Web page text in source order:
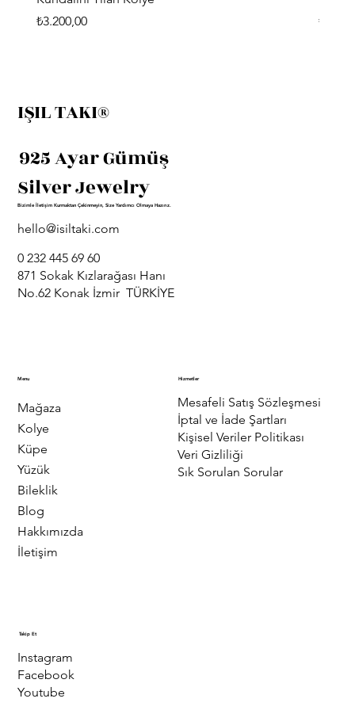
Fiyat
₺3.200,00
Fiyat
IŞIL TAKI®
925 Ayar Gümüş
Silver Jewelry
Bizimle İletişim Kurmaktan Çekinmeyin, Size Yardımcı Olmaya Hazırız.
hello@isiltaki.com
0 232 445 69 60
871 Sokak Kızlarağası Hanı
No.62 Konak İzmir TÜRKİYE
Menu
Mağaza
Kolye
Küpe
Yüzük
Bileklik
Blog
Hakkımızda
İletişim
Hizmetler
Mesafeli Satış Sözleşmesi
İptal ve İade Şartları
Kişisel Veriler Politikası
Veri Gizliliği
Sık Sorulan Sorular
Takip Et
Instagram
Facebook
Youtube